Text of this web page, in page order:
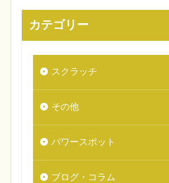
カテゴリー
スクラッチ
その他
パワースポット
ブログ・コラム